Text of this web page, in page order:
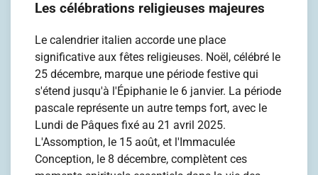
Les célébrations religieuses majeures
Le calendrier italien accorde une place
significative aux fêtes religieuses. Noël, célébré le
25 décembre, marque une période festive qui
s'étend jusqu'à l'Épiphanie le 6 janvier. La période
pascale représente un autre temps fort, avec le
Lundi de Pâques fixé au 21 avril 2025.
L'Assomption, le 15 août, et l'Immaculée
Conception, le 8 décembre, complètent ces